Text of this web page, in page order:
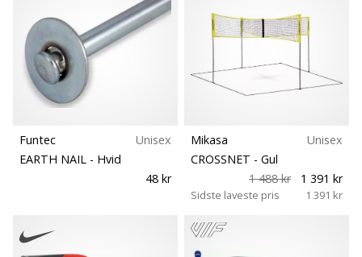
Funtec
Unisex
EARTH NAIL - Hvid
48 kr
Mikasa
Unisex
CROSSNET - Gul
1 488 kr
1 391 kr
Sidste laveste pris 1 391 kr